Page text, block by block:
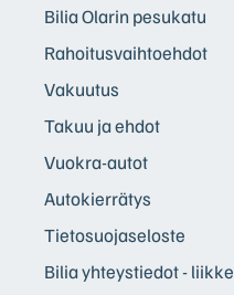
Bilia Olarin pesukatu
Rahoitusvaihtoehdot
Vakuutus
Takuu ja ehdot
Vuokra-autot
Autokierrätys
Tietosuojaseloste
Bilia yhteystiedot -